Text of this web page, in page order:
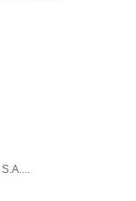
S.A....